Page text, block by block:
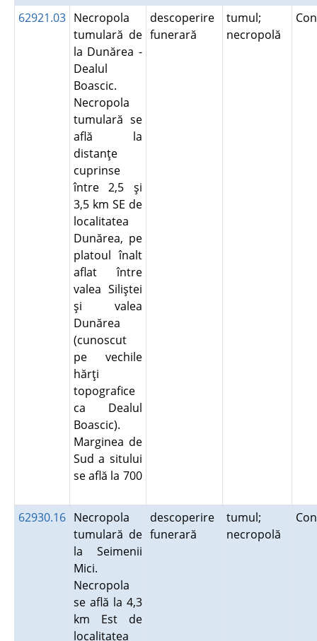
62921.03 Necropola
tumulară de
la Dunărea -
Dealul
Boascic.
Necropola
tumulară se
află la
distanţe
cuprinse
între 2,5 şi
3,5 km SE de
localitatea
Dunărea, pe
platoul înalt
aflat între
valea Siliştei
şi valea
Dunărea
(cunoscut
pe vechile
hărţi
topografice
ca Dealul
Boascic).
Marginea de
Sud a sitului
se află la 700
descoperire
funerară
tumul;
necropolă
62930.16 Necropola
tumulară de
la Seimenii
Mici.
Necropola
se află la 4,3
km Est de
localitatea
descoperire
funerară
tumul;
necropolă